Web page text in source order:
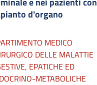
d'organo
MEDICO
DELLE MALATTIE
EPATICHE ED
METABOLICHE